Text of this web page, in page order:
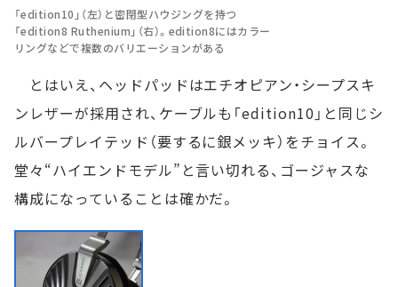
「edition10」（左）と密閉型ハウジングを持つ
「edition8 Ruthenium」（右）。edition8にはカラー
リングなどで複数のバリエーションがある
とはいえ、ヘッドパッドはエチオピアン・シープスキ
ンレザーが採用され、ケーブルも「edition10」と同じシ
ルバープレイテッド（要するに銀メッキ）をチョイス。
堂々“ハイエンドモデル”と言い切れる、ゴージャスな
構成になっていることは確かだ。